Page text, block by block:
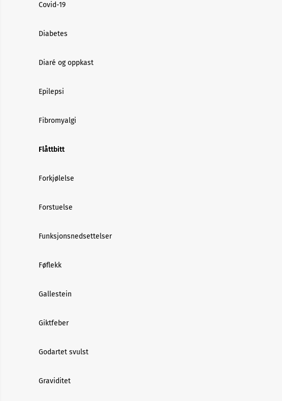
Covid-19
Diabetes
Diaré og oppkast
Epilepsi
Fibromyalgi
Flåttbitt
Forkjølelse
Forstuelse
Funksjonsnedsettelser
Føflekk
Gallestein
Giktfeber
Godartet svulst
Graviditet